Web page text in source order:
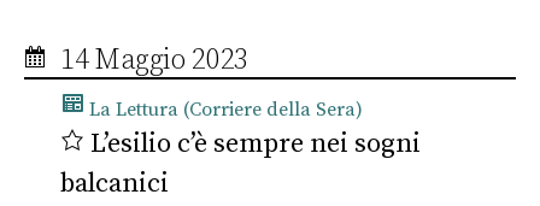
14 Maggio 2023
La Lettura (Corriere della Sera)
L’esilio c’è sempre nei sogni
balcanici